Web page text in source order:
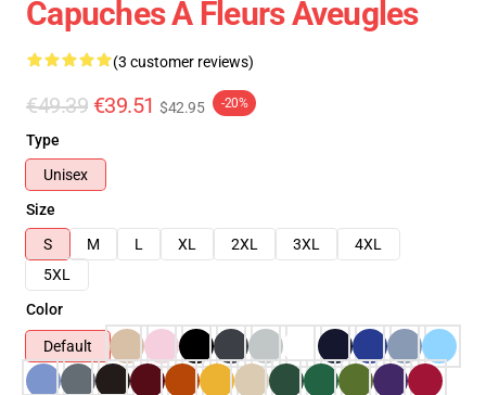
Capuches À Fleurs Aveugles
(3 customer reviews)
€49.39 €39.51 $42.95 -20%
Type
Unisex
Size
S
M L XL 2XL 3XL
4XL
5XL
Color
Default